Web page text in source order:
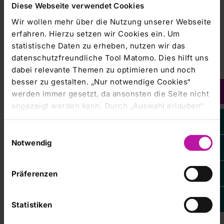
Diese Webseite verwendet Cookies
Wir wollen mehr über die Nutzung unserer Webseite
erfahren. Hierzu setzen wir Cookies ein. Um
statistische Daten zu erheben, nutzen wir das
datenschutzfreundliche Tool Matomo. Dies hilft uns
dabei relevante Themen zu optimieren und noch
besser zu gestalten. „Nur notwendige Cookies“
werden immer gesetzt, da ansonsten die Seite nicht
angezeigt werden kann. Durch „Auswahl erlauben“
bestätigen Sie entsprechend ausgewählte
erlauben Sie alle eingesetzten Cookies. Sie können
Ihre
Einstellungen anpassen. Weitere Informationen
finden Sie auch in unserer
Datenschutzerklärung
Notwendig
Präferenzen
Statistiken
Arbeit auf Station mit schwer betroffenen Patienten mit
Auf Wunsch Erarbeitung von weiteren Lagerungen
Teilnehmerzahl
12 Personen
+++ Anmeldung bis 6 Wochen vor Kursbeginn +++
Kontakt bei Fragen
Tina Nöth
Tel. 09771 66 26041
Zur Veranstaltung anmelden